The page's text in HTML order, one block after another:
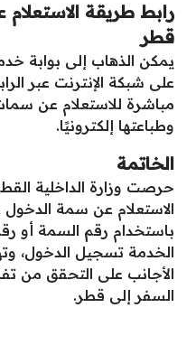
رابط طريقة
قطر
يمكن الذهاب إلى بوابة
على شبكة الإنترنت عبر
مباشرة للاستعلام عن
وطباعتها إلكترونيًا.
الخاتمة
حرصت وزارة الداخلية
الاستعلام عن سمة الدخول
باستخدام رقم السمة أو
الخدمة تسجيل الدخول،
الأجانب على التحقق من
السفر إلى قطر.